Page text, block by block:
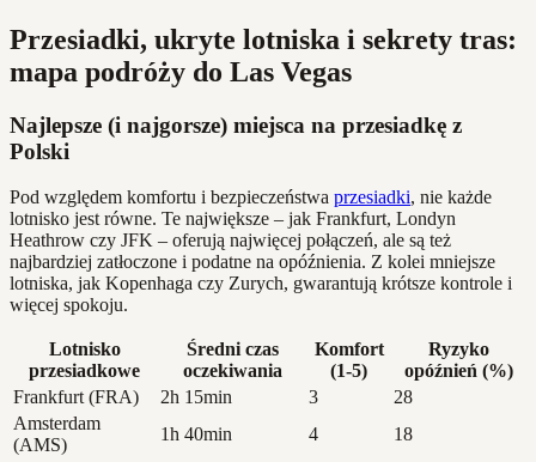
Przesiadki, ukryte lotniska i sekrety tras:
mapa podróży do Las Vegas
Najlepsze (i najgorsze) miejsca na przesiadkę z
Polski
Pod względem komfortu i bezpieczeństwa przesiadki, nie każde
lotnisko jest równe. Te największe – jak Frankfurt, Londyn
Heathrow czy JFK – oferują najwięcej połączeń, ale są też
najbardziej zatłoczone i podatne na opóźnienia. Z kolei mniejsze
lotniska, jak Kopenhaga czy Zurych, gwarantują krótsze kontrole i
więcej spokoju.
Lotnisko
przesiadkowe
Średni czas
oczekiwania
Komfort
(1-5)
Ryzyko
opóźnień (%)
Frankfurt (FRA)
2h 15min 3
28
Amsterdam
(AMS)
1h 40min 4
18